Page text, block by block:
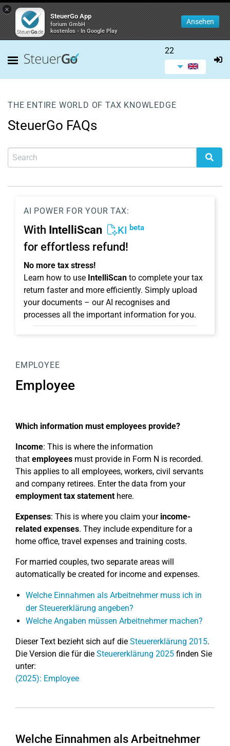
×
SteuerGo App
forium GmbH
kostenlos - In Google Play
Ansehen
22
THE ENTIRE WORLD OF TAX KNOWLEDGE
SteuerGo FAQs
AI POWER FOR YOUR TAX:
With IntelliScan KI beta
for effortless refund!
No more tax stress!
Learn how to use IntelliScan to complete your tax
return faster and more efficiently. Simply upload
your documents – our AI recognises and
processes all the important information for you.
EMPLOYEE
Employee
Which information must employees provide?
Income: This is where the information
that employees must provide in Form N is recorded.
This applies to all employees, workers, civil servants
and company retirees. Enter the data from your
employment tax statement here.
Expenses: This is where you claim your income-
related expenses. They include expenditure for a
home office, travel expenses and training costs.
For married couples, two separate areas will
automatically be created for income and expenses.
Welche Einnahmen als Arbeitnehmer muss ich in
der Steuererklärung angeben?
Welche Angaben müssen Arbeitnehmer machen?
Dieser Text bezieht sich auf die Steuererklärung 2015.
Die Version die für die Steuererklärung 2025 finden Sie
unter:
(2025): Employee
Welche Einnahmen als Arbeitnehmer